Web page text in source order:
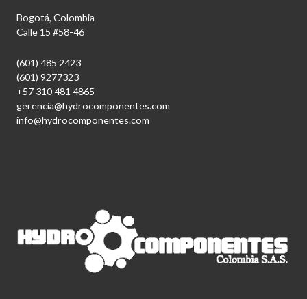
Bogotá, Colombia
Calle 15 #58-46
(601) 485 2423
(601) 9277323
+57 310 481 4865
gerencia@hydrocomponentes.com
info@hydrocomponentes.com